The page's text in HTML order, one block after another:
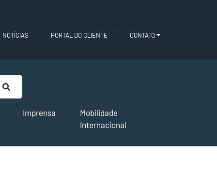
NOTÍCIAS PORTAL DO CLIENTE CONTATO
Imprensa
Mobilidade
Internacional